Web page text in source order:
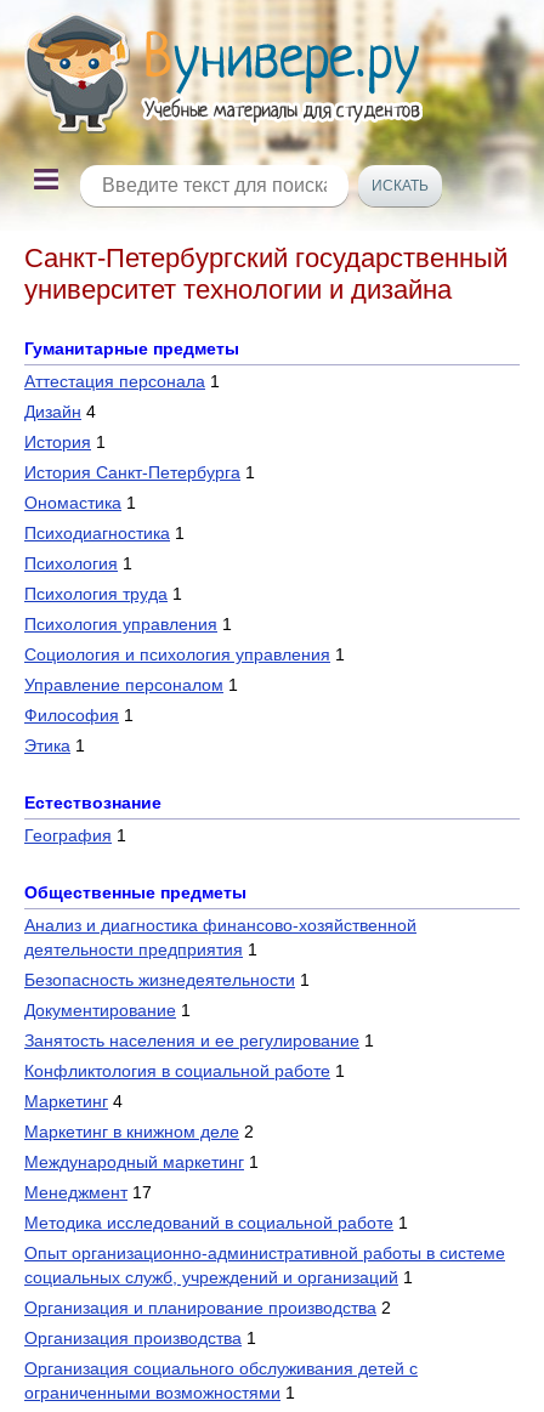
Санкт-Петербургский государственный
университет технологии и дизайна
Гуманитарные предметы
Аттестация персонала 1
Дизайн 4
История 1
История Санкт-Петербурга 1
Ономастика 1
Психодиагностика 1
Психология 1
Психология труда 1
Психология управления 1
Социология и психология управления 1
Управление персоналом 1
Философия 1
Этика 1
Естествознание
География 1
Общественные предметы
Анализ и диагностика финансово-хозяйственной
деятельности предприятия 1
Безопасность жизнедеятельности 1
Документирование 1
Занятость населения и ее регулирование 1
Конфликтология в социальной работе 1
Маркетинг 4
Маркетинг в книжном деле 2
Международный маркетинг 1
Менеджмент 17
Методика исследований в социальной работе 1
Опыт организационно-административной работы в системе
социальных служб, учреждений и организаций 1
Организация и планирование производства 2
Организация производства 1
Организация социального обслуживания детей с
ограниченными возможностями 1